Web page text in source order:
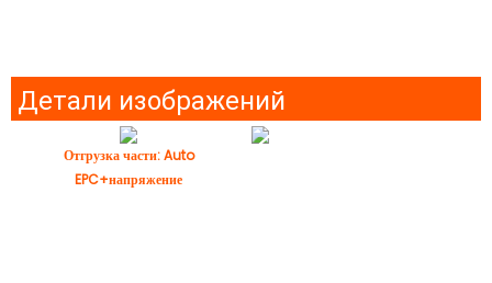
Детали изображений
Отгрузка части: Auto
EPC+напряжение